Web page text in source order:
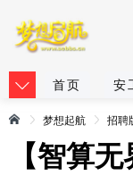
首页 安
梦想起航 招聘
【智算